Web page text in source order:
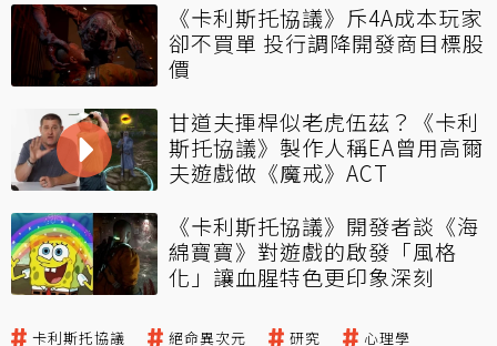
《卡利斯托協議》斥4A成本玩家
卻不買單 投行調降開發商目標股
價
甘道夫揮桿似老虎伍茲？《卡利
斯托協議》製作人稱EA曾用高爾
夫遊戲做《魔戒》ACT
《卡利斯托協議》開發者談《海
綿寶寶》對遊戲的啟發「風格
化」讓血腥特色更印象深刻
卡利斯托協議 絕命異次元 研究
心理學